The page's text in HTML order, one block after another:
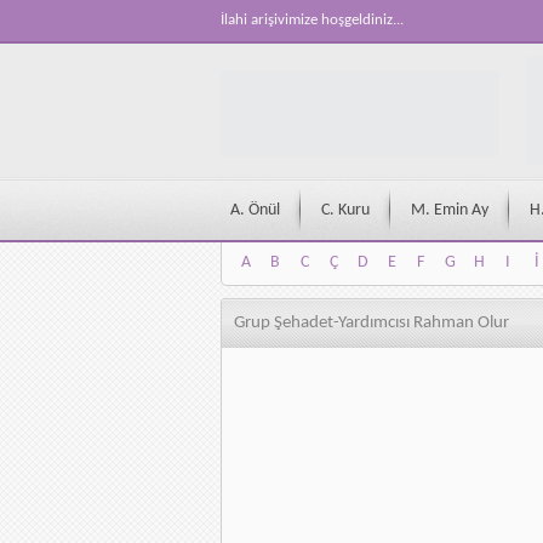
İlahi arişivimize hoşgeldiniz...
A. Önül C. Kuru M. Emin Ay
A B C Ç D E F G H I İ
A
B C Ç D E F G H I İ
Grup Şehadet-Yardımcısı Rahman Olur